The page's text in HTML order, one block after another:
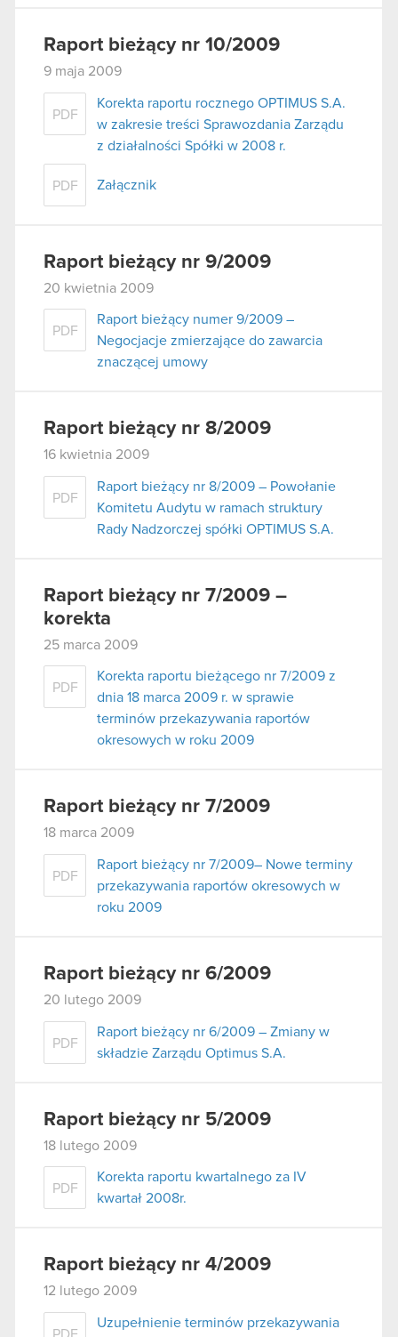
Raport bieżący nr 10/2009
9 maja 2009
PDF
Korekta raportu rocznego OPTIMUS S.A.
w zakresie treści Sprawozdania Zarządu
z działalności Spółki w 2008 r.
PDF Załącznik
Raport bieżący nr 9/2009
20 kwietnia 2009
PDF
Raport bieżący numer 9/2009 –
Negocjacje zmierzające do zawarcia
znaczącej umowy
Raport bieżący nr 8/2009
16 kwietnia 2009
PDF
Raport bieżący nr 8/2009 – Powołanie
Komitetu Audytu w ramach struktury
Rady Nadzorczej spółki OPTIMUS S.A.
Raport bieżący nr 7/2009 –
korekta
25 marca 2009
PDF
Korekta raportu bieżącego nr 7/2009 z
dnia 18 marca 2009 r. w sprawie
terminów przekazywania raportów
okresowych w roku 2009
Raport bieżący nr 7/2009
18 marca 2009
PDF
Raport bieżący nr 7/2009– Nowe terminy
przekazywania raportów okresowych w
roku 2009
Raport bieżący nr 6/2009
20 lutego 2009
PDF
Raport bieżący nr 6/2009 – Zmiany w
składzie Zarządu Optimus S.A.
Raport bieżący nr 5/2009
18 lutego 2009
PDF
Korekta raportu kwartalnego za IV
kwartał 2008r.
Raport bieżący nr 4/2009
12 lutego 2009
Uzupełnienie terminów przekazywania